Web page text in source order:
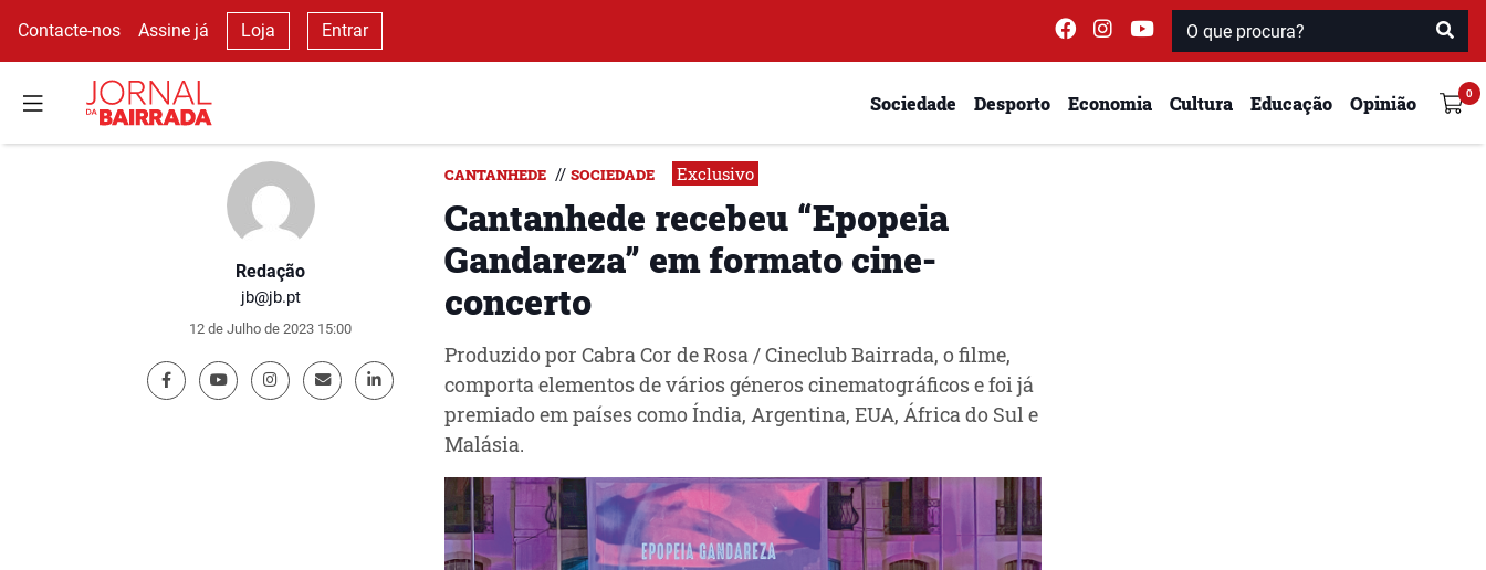
Contacte-nos Assine já Loja Entrar
Sociedade Desporto Economia Cultura Educação Opinião
Redação
jb@jb.pt
12 de Julho de 2023 15:00
CANTANHEDE // SOCIEDADE Exclusivo
Cantanhede recebeu “Epopeia
Gandareza” em formato cine-
concerto
Produzido por Cabra Cor de Rosa / Cineclub Bairrada, o filme,
comporta elementos de vários géneros cinematográficos e foi já
premiado em países como Índia, Argentina, EUA, África do Sul e
Malásia.